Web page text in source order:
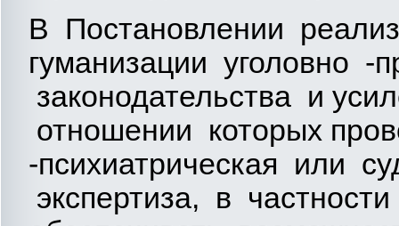
В Постановлении
гуманизации уголовно -
законодательства и
отношении которых
-психиатрическая или
экспертиза, в